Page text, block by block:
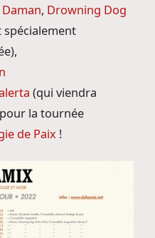
Daman, Drowning Dog
(qui viendra
la tournée
de Paix !